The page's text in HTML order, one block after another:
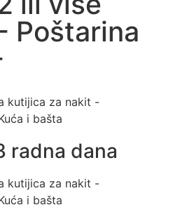
Poštarina
radna dana